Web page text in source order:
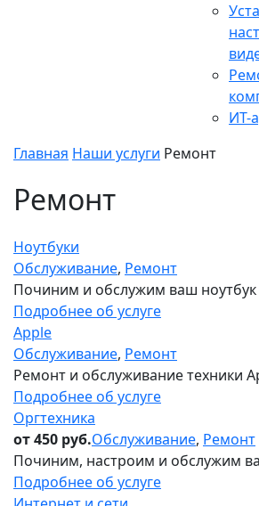
ИТ-
Главная Наши услуги Ремонт
Ремонт
Ноутбуки
Обслуживание, Ремонт
Починим и обслужим ваш ноутбук
Подробнее об услуге
Apple
Обслуживание, Ремонт
Ремонт и обслуживание техники
Подробнее об услуге
Оргтехника
от 450 руб.Обслуживание, Ремонт
Починим, настроим и обслужим
Подробнее об услуге